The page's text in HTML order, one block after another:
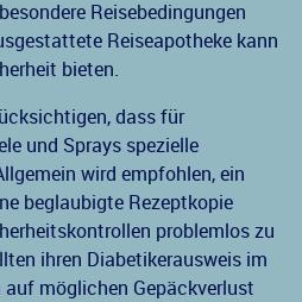
Reisebedingungen
Reiseapotheke kann
bieten.
dass für
und Sprays spezielle
wird empfohlen, ein
beglaubigte Rezeptkopie
problemlos zu
ihren Diabetikerausweis im
auf möglichen Gepäckverlust